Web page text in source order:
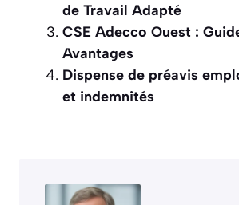
de Travail Adapté
CSE Adecco Ouest :
Avantages
Dispense de préavis
et indemnités